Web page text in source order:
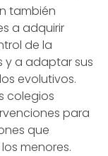
también
a adquirir
de la
y a adaptar sus
evolutivos.
colegios
para
que
menores.